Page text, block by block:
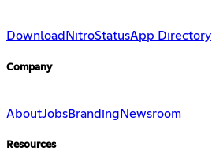
Download NitroStatusApp Directory
Company
AboutJobsBranding Newsroom
Resources